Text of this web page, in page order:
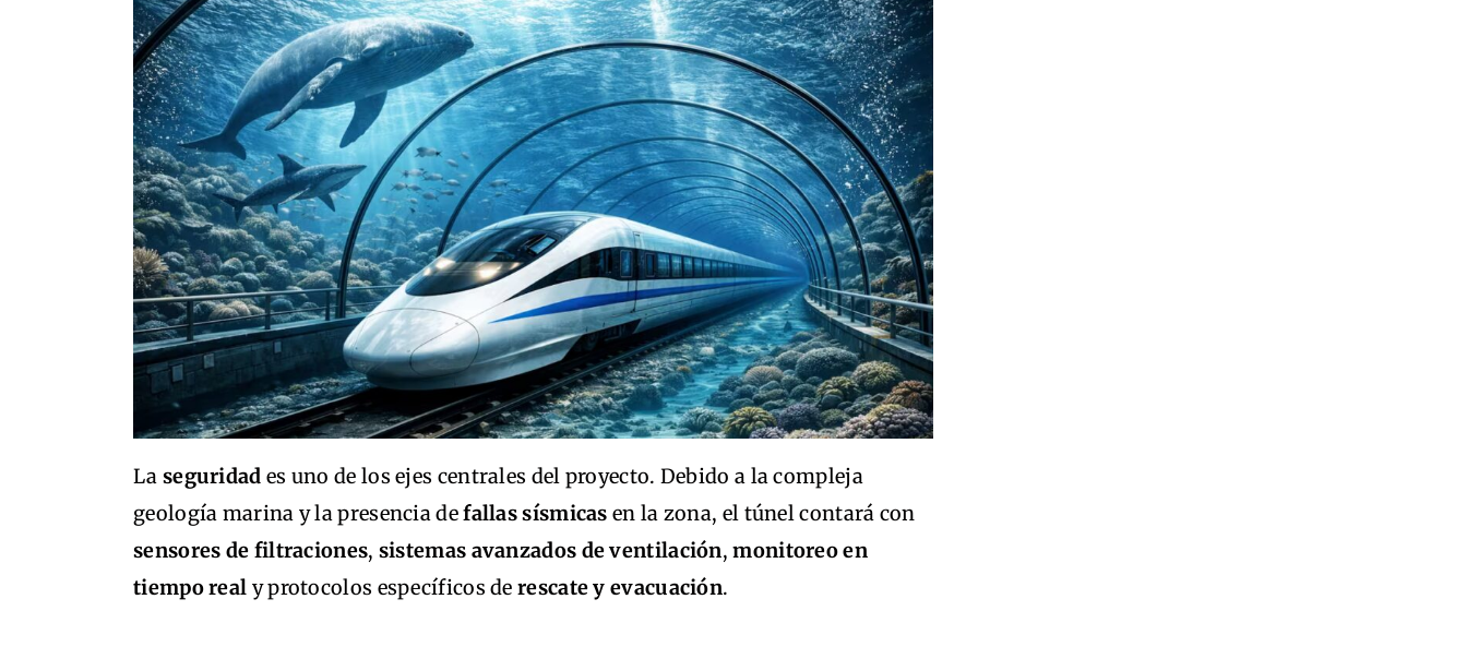
La seguridad es uno de los ejes centrales del proyecto. Debido a la compleja
geología marina y la presencia defallas sísmicas en la zona, el túnel contará con
sensores de filtraciones, sistemas avanzados de ventilación,monitoreo en
tiempo real y protocolos específicos derescate y evacuación.